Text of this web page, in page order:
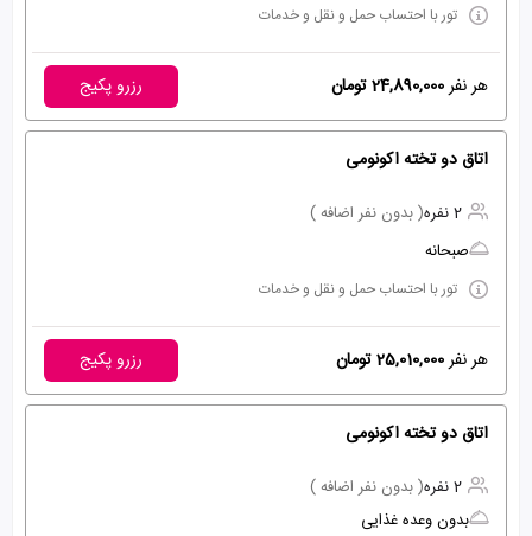
تور با احتساب حمل و نقل و خدمات
هر نفر24,890,000 تومان رزرو پکیج
اتاق دو تخته اکونومی
2 نفره
( بدون نفر اضافه )
صبحانه
تور با احتساب حمل و نقل و خدمات
هر نفر25,010,000 تومان رزرو پکیج
اتاق دو تخته اکونومی
2 نفره
( بدون نفر اضافه )
بدون وعده غذایی